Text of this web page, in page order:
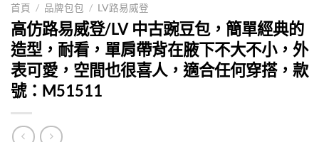
首頁 / 品牌包包 / LV路易威登
高仿路易威登/LV 中古豌豆包，簡單經典的
造型，耐看，單肩帶背在腋下不大不小，外
表可愛，空間也很喜人，適合任何穿搭，款
號：M51511